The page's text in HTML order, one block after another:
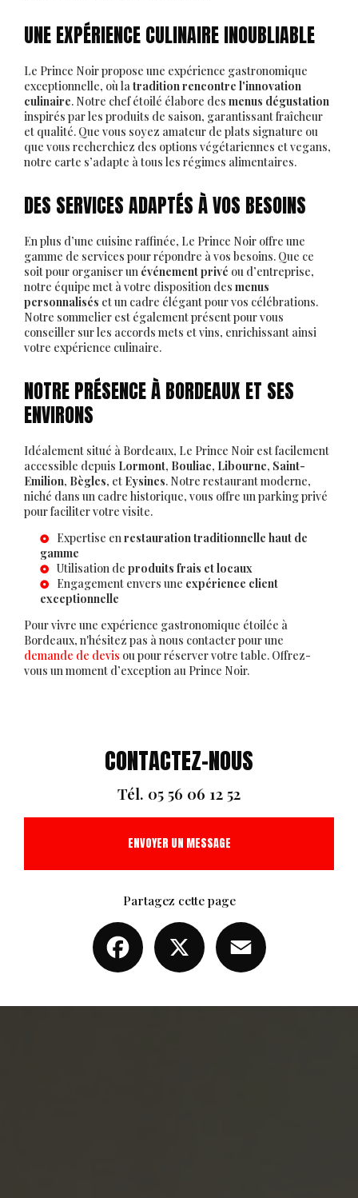
UNE EXPÉRIENCE CULINAIRE INOUBLIABLE
Le Prince Noir propose une expérience gastronomique
exceptionnelle, où latradition rencontre l'innovation
culinaire. Notre chef étoilé élabore des menus dégustation
inspirés par les produits de saison, garantissant fraîcheur
et qualité. Que vous soyez amateur de plats signature ou
que vous recherchiez des options végétariennes et vegans,
notre carte s’adapte à tous les régimes alimentaires.
DES SERVICES ADAPTÉS À VOS BESOINS
En plus d’une cuisine raffinée, Le Prince Noir offre une
gamme de services pour répondre à vos besoins. Que ce
soit pour organiser un événement privé ou d’entreprise,
notre équipe met à votre disposition des menus
personnalisés et un cadre élégant pour vos célébrations.
Notre sommelier est également présent pour vous
conseiller sur les accords mets et vins, enrichissant ainsi
votre expérience culinaire.
NOTRE PRÉSENCE À BORDEAUX ET SES
ENVIRONS
Idéalement situé à Bordeaux, Le Prince Noir est facilement
accessible depuis Lormont, Bouliac, Libourne, Saint-
Emilion, Bègles, et Eysines. Notre restaurant moderne,
niché dans un cadre historique, vous offre un parking privé
pour faciliter votre visite.
Expertise enrestauration traditionnelle haut de
gamme
Utilisation de produits frais et locaux
Engagement envers une expérience client
exceptionnelle
Pour vivre une expérience gastronomique étoilée à
Bordeaux, n'hésitez pas à nous contacter pour une
demande de devis ou pour réserver votre table. Offrez-
vous un moment d’exception au Prince Noir.
CONTACTEZ-NOUS
Tél. 05 56 06 12 52
ENVOYER UN MESSAGE
Partagez cette page
Facebook